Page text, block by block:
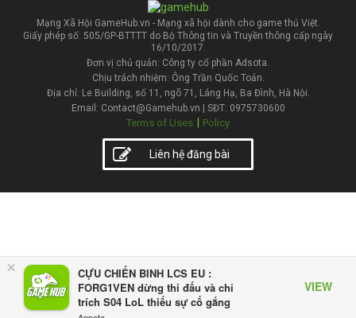
×
CỰU CHIẾN BINH LCS EU :
FORG1VEN dừng thi đấu và chỉ
trích S04 LoL thiếu sự cố gắng
VIEW
Mạng Xã Hội GameHub.vn - Mạng xã hội dành cho game thủ Việt.
Giấy phép số: 505/GP-BTTTT do Bộ Thông tin và Truyền thông cấp ngày
16/10/2017.
Đơn vị chủ quản: Công ty cổ phần Adsota.
Chịu trách nhiệm: Ông Trần Quốc Toản.
Địa chỉ: Le Building, số 11, ngõ 71, Láng Hạ, Ba Đình, Hà Nội.
Email: Contact@Gamehub.vn | SĐT: 0975730600
Terms of Uses | Policy
Liên hệ đăng bài